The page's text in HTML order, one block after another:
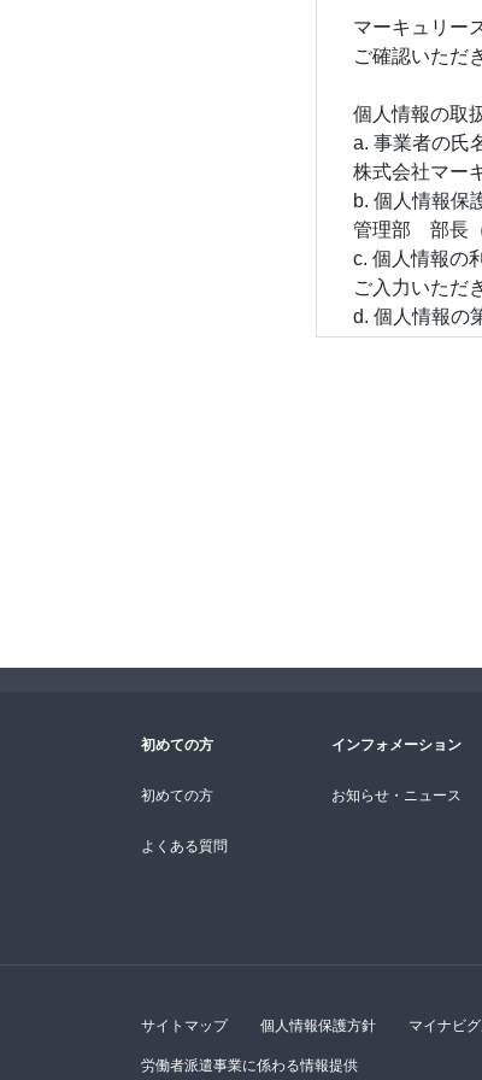
マーキュリー
ご確認いただ
個人情報の取
a. 事業者の氏
株式会社マー
b. 個人情報保
管理部 部長（
c. 個人情報の
ご入力いただ
d. 個人情報の
情報の保護
g. 個人情報の
h. 本人が容易
行っておりま
取得した個
◆お問合せ先
各営業担当者
初めての方
初めての方
よくある質問
インフォメーション
お知らせ・ニュース
サイトマップ 個人情報保護方針 マイナビ
労働者派遣事業に係わる情報提供